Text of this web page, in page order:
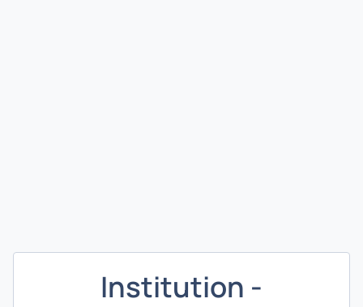
Institution -